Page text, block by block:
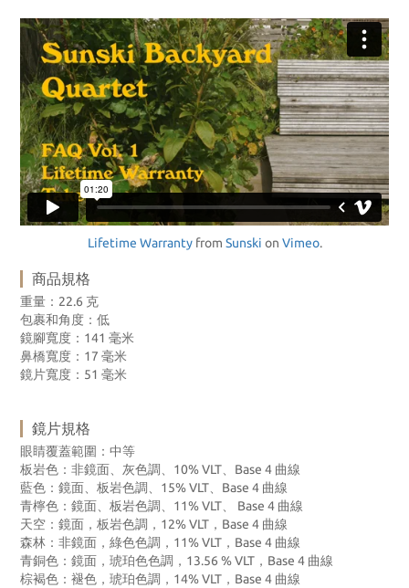
Lifetime Warrantyfrom Sunski on Vimeo.
商品規格
重量：22.6 克
包裹和角度：低
鏡腳寬度：141 毫米
鼻橋寬度：17 毫米
鏡片寬度：51 毫米
鏡片規格
眼睛覆蓋範圍：中等
板岩色：非鏡面、灰色調、10% VLT、Base 4 曲線
藍色：鏡面、板岩色調、15% VLT、Base 4 曲線
青檸色：鏡面、板岩色調、11% VLT、 Base 4 曲線
天空：鏡面，板岩色調，12% VLT，Base 4 曲線
森林：非鏡面，綠色色調，11% VLT，Base 4 曲線
青銅色：鏡面，琥珀色色調，13.56 % VLT，Base 4 曲線
棕褐色：褪色，琥珀色調，14% VLT，Base 4 曲線